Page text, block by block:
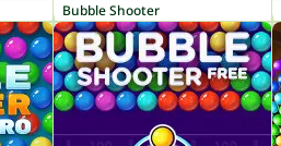
Bubble Shooter